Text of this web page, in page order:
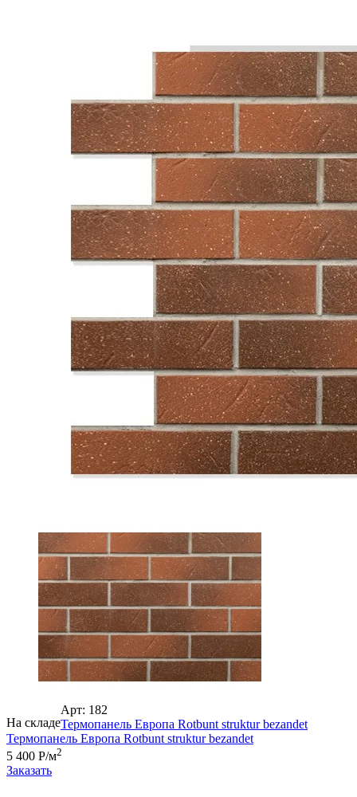
На складе
Арт: 182
Термопанель Европа Rotbunt struktur bezandet
Термопанель Европа Rotbunt struktur bezandet
5 400 Р/м2
Заказать